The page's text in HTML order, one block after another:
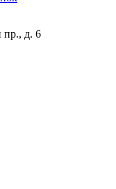
пр., д. 6